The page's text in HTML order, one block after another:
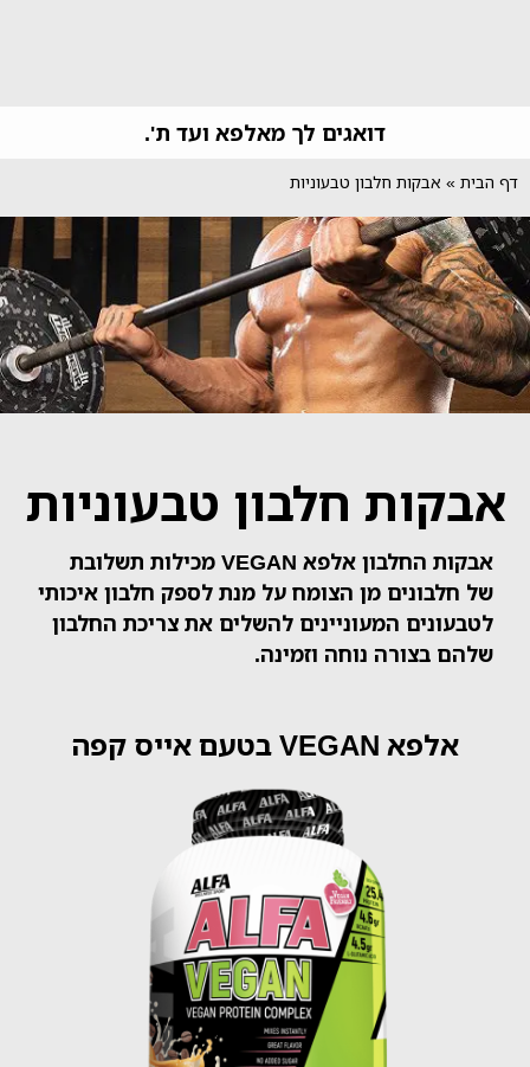
דואגים לך מאלפא ועד ת'.
דף הבית » אבקות חלבון טבעוניות
אבקות חלבון טבעוניות
אבקות החלבון אלפא VEGAN מכילות תשלובת
של חלבונים מן הצומח על מנת לספק חלבון איכותי
לטבעונים המעוניינים להשלים את צריכת החלבון
שלהם בצורה נוחה וזמינה.
אלפא VEGAN בטעם אייס קפה